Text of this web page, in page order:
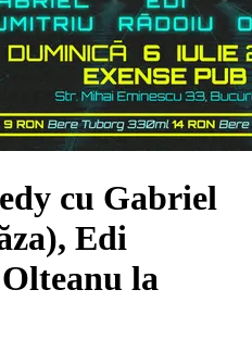
cu Gabriel
Edi
la